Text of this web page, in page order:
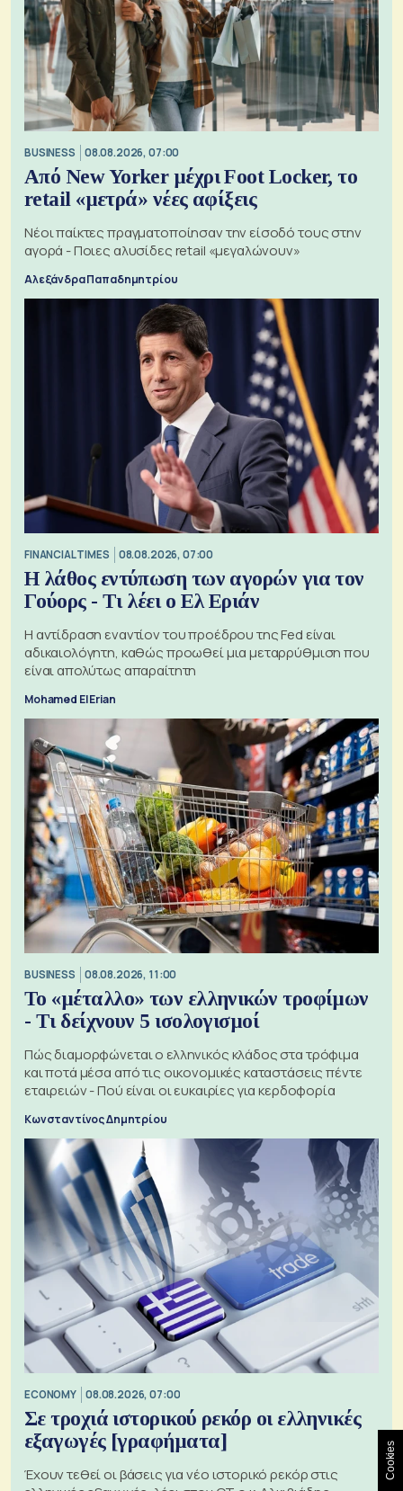
BUSINESS 08.08.2026, 07:00
Από New Yorker μέχρι Foot Locker, το
retail «μετρά» νέες αφίξεις
Νέοι παίκτες πραγματοποίησαν την είσοδό τους στην
αγορά - Ποιες αλυσίδες retail «μεγαλώνουν»
Αλεξάνδρα Παπαδημητρίου
FINANCIAL TIMES 08.08.2026, 07:00
Η λάθος εντύπωση των αγορών για τον
Γούορς - Τι λέει ο Ελ Εριάν
Η αντίδραση εναντίον του προέδρου της Fed είναι
αδικαιολόγητη, καθώς προωθεί μια μεταρρύθμιση που
είναι απολύτως απαραίτητη
Mohamed El Erian
BUSINESS 08.08.2026, 11:00
Το «μέταλλο» των ελληνικών τροφίμων
- Τι δείχνουν 5 ισολογισμοί
Πώς διαμορφώνεται ο ελληνικός κλάδος στα τρόφιμα
και ποτά μέσα από τις οικονομικές καταστάσεις πέντε
εταιρειών - Πού είναι οι ευκαιρίες για κερδοφορία
Κωνσταντίνος Δημητρίου
ECONOMY 08.08.2026, 07:00
Σε τροχιά ιστορικού ρεκόρ οι ελληνικές
εξαγωγές [γραφήματα]
Έχουν τεθεί οι βάσεις για νέο ιστορικό ρεκόρ στις
Cookies